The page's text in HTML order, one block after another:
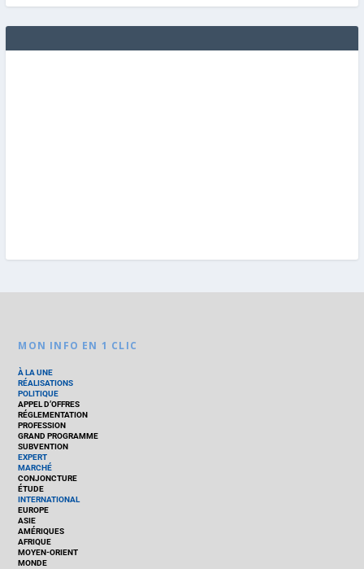
MON INFO EN 1 CLIC
À LA UNE
RÉALISATIONS
POLITIQUE
APPEL D’OFFRES
RÉGLEMENTATION
PROFESSION
GRAND PROGRAMME
SUBVENTION
EXPERT
MARCHÉ
CONJONCTURE
ÉTUDE
INTERNATIONAL
EUROPE
ASIE
AMÉRIQUES
AFRIQUE
MOYEN-ORIENT
MONDE